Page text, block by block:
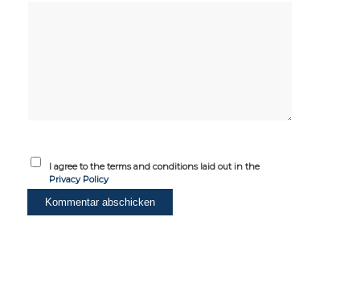
I agree to the terms and conditions laid out in the
Privacy Policy